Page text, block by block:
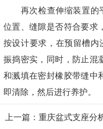
再次检查伸缩装置的
位置、缝隙是否符合要求
按设计要求，在预留槽内
振捣密实，同时，防止混
和溅填在密封橡胶带缝中
即清除，然后进行养护。
上一篇：重庆盆式支座